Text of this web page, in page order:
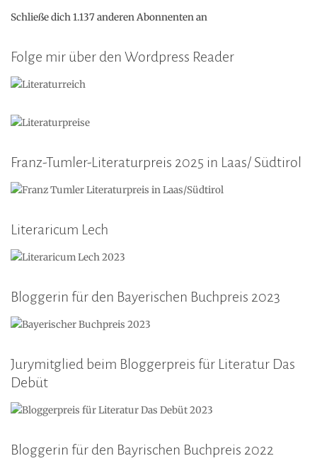
Schließe dich 1.137 anderen Abonnenten an
Folge mir über den Wordpress Reader
Franz-Tumler-Literaturpreis 2025 in Laas/ Südtirol
Literaricum Lech
Bloggerin für den Bayerischen Buchpreis 2023
Jurymitglied beim Bloggerpreis für Literatur Das
Debüt
Bloggerin für den Bayrischen Buchpreis 2022